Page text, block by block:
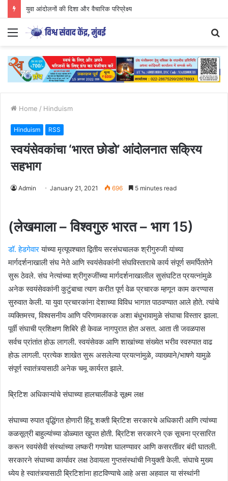
CJP आंदोलन का अध्ययन युवाओं के लिए आवश्यक..
Menu
Home / Hinduism
Hinduism RSS
स्वयंसेवकांचा ‘भारत छोडो’ आंदोलनात सक्रिय
सहभाग
Admin January 21, 2021 696 5 minutes read
(लेखमाला – विश्वगुरु भारत – भाग 15)
डॉ. हेडगेवारयांच्या मृत्यूपश्चात द्वितीय सरसंघचालक श्रीगुरुजी यांच्या
मार्गदर्शनाखाली संघ नेते आणि स्वयंसेवकांनी संघविस्ताराचे कार्य संपूर्ण समर्पिततेने
सुरू ठेवले. संघ नेत्यांच्या श्रीगुरुजींच्या मार्गदर्शनाखालील सुसंघटित प्रयत्नांमुळे
अनेक स्वयंसेवकांनी कुटुंबाचा त्याग करीत पूर्ण वेळ प्रचारक म्हणून काम करण्यास
सुरुवात केली. या युवा प्रचारकांना देशाच्या विविध भागात पाठवण्यात आले होते. त्यांचे
व्यक्तिमत्त्व, विश्वसनीय आणि परिणामकारक अशा बंधुभावामुळे संघाचा विस्तार झाला.
पूर्वी संघाची प्रशिक्षण शिबिरे ही केवळ नागपुरात होत असत. आता ती जवळपास
सर्वच प्रांतांत होऊ लागली. स्वयंसेवक आणि शाखांच्या संख्येत भरीव स्वरुपात वाढ
होऊ लागली. प्रत्येक शाखेत सुरू असलेल्या प्रयत्नांमुळे, व्याख्याने/भाषणे यामुळे
संपूर्ण स्वातंत्र्यासाठी अनेक चमू कार्यरत झाले.
ब्रिटिश अधिकाऱ्यांचे संघाच्या हालचालींकडे सूक्ष्म लक्ष
संघाच्या रुपात वृद्धिंगत होणारी हिंदू शक्ती ब्रिटिश सरकारचे अधिकारी आणि त्यांच्या
कळसूत्री बाहुल्यांच्या डोळ्यात खुपत होती. ब्रिटिश सरकारने एक सूचना प्रसारित
करून स्वयंसेवी संस्थांच्या लष्करी गणवेश घालण्यावर आणि कसरतींवर बंदी घातली.
सरकारने संघाच्या कार्यावर लक्ष ठेवायला गुप्तसंस्थांची नियुक्ती केली. संघाचे मुख्य
ध्येय हे स्वातंत्र्यासाठी ब्रिटिशांना हाटविण्याचे आहे असा अहवाल या संस्थांनी